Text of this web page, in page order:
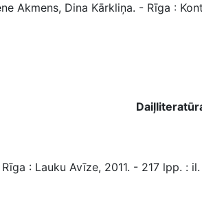
Akmens, Dina Kārkliņa. - Rīga :
: Lauku Avīze, 2011. - 217 lpp. :